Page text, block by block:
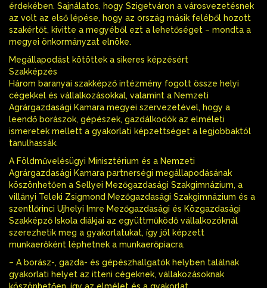
érdekében. Sajnálatos, hogy Szigetváron a városvezetésnek
az volt az első lépése, hogy az ország másik feléből hozott
szakértőt, kivitte a megyéből ezt a lehetőséget – mondta a
megyei önkormányzat elnöke.
Megállapodást kötöttek a sikeres képzésért
Szakképzés
Három baranyai szakképző intézmény fogott össze helyi
cégekkel és vállalkozásokkal, valamint a Nemzeti
Agrárgazdasági Kamara megyei szervezetével, hogy a
leendő borászok, gépészek, gazdálkodók az elméleti
ismeretek mellett a gyakorlati képzettséget a legjobbaktól
tanulhassák.
A Földművelésügyi Minisztérium és a Nemzeti
Agrárgazdasági Kamara partnerségi megállapodásának
köszönhetően a Sellyei Mezőgazdasági Szakgimnázium, a
villányi Teleki Zsigmond Mezőgazdasági Szakgimnázium és a
szentlőrinci Ujhelyi Imre Mezőgazdasági és Közgazdasági
Szakképző Iskola diákjai az együttműködő vállalkozóknál
szerezhetik meg a gyakorlatukat, így jól képzett
munkaerőként léphetnek a munkaerőpiacra.
– A borász-, gazda- és gépészhallgatók helyben találnak
gyakorlati helyet az itteni cégeknek, vállakozásoknak